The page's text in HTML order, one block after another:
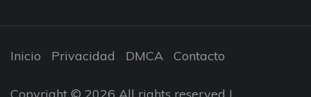
Inicio Privacidad DMCA Contacto